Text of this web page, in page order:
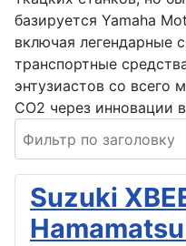
базируется Yamaha
включая легендарные
транспортные
энтузиастов со
CO2 через инновации
Suzuki